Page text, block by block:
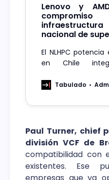
Lenovo y
nacional de
El NLHPC
en Chile
AMD para
Tabulado
Paul Turner, chief
división VCF de
compatibilidad con
existentes. Ese
empresas que ya